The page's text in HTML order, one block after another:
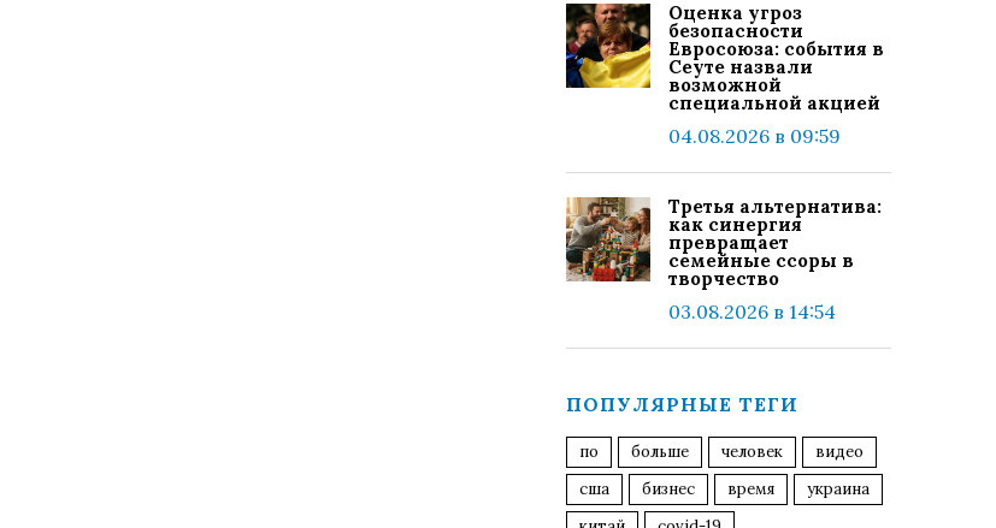
Оценка угроз
безопасности
Евросоюза: события в
Сеуте назвали
возможной
специальной акцией
04.08.2026 в 09:59
Третья альтернатива:
как синергия
превращает
семейные ссоры в
творчество
03.08.2026 в 14:54
ПОПУЛЯРНЫЕ ТЕГИ
по больше человек
видео
сша
бизнес время
украина